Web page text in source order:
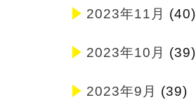
2023年11月 (40)
2023年10月 (39)
2023年9月 (39)